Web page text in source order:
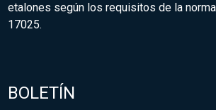
etalones según los requisitos de la
17025.
BOLETÍN